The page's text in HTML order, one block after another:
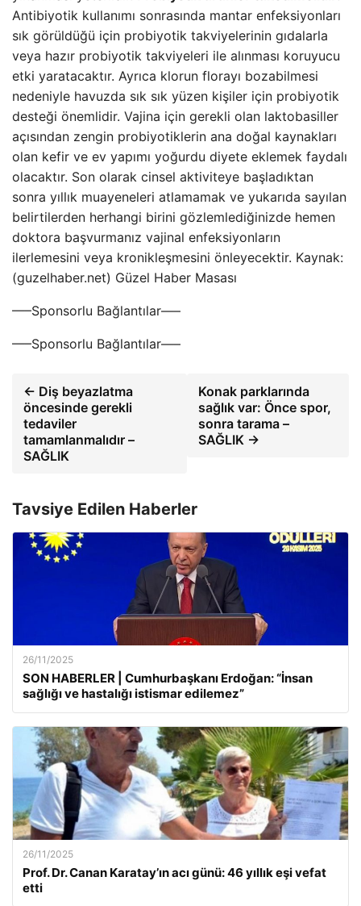
Antibiyotik kullanımı sonrasında mantar enfeksiyonları
sık görüldüğü için probiyotik takviyelerinin gıdalarla
veya hazır probiyotik takviyeleri ile alınması koruyucu
etki yaratacaktır. Ayrıca klorun florayı bozabilmesi
nedeniyle havuzda sık sık yüzen kişiler için probiyotik
desteği önemlidir. Vajina için gerekli olan laktobasiller
açısından zengin probiyotiklerin ana doğal kaynakları
olan kefir ve ev yapımı yoğurdu diyete eklemek faydalı
olacaktır. Son olarak cinsel aktiviteye başladıktan
sonra yıllık muayeneleri atlamamak ve yukarıda sayılan
belirtilerden herhangi birini gözlemlediğinizde hemen
doktora başvurmanız vajinal enfeksiyonların
ilerlemesini veya kronikleşmesini önleyecektir. Kaynak:
(guzelhaber.net) Güzel Haber Masası
—–Sponsorlu Bağlantılar—–
—–Sponsorlu Bağlantılar—–
← Diş beyazlatma
öncesinde gerekli
tedaviler
tamamlanmalıdır –
SAĞLIK
Konak parklarında
sağlık var: Önce spor,
sonra tarama –
SAĞLIK →
Tavsiye Edilen Haberler
26/11/2025
SON HABERLER | Cumhurbaşkanı Erdoğan: “İnsan
sağlığı ve hastalığı istismar edilemez”
26/11/2025
Prof. Dr. Canan Karatay’ın acı günü: 46 yıllık eşi vefat
etti